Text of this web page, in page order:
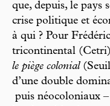
que, depuis, le pays
crise politique et
à qui ? Pour
tricontinental
le piège colonial
d’une double
puis néocoloniaux